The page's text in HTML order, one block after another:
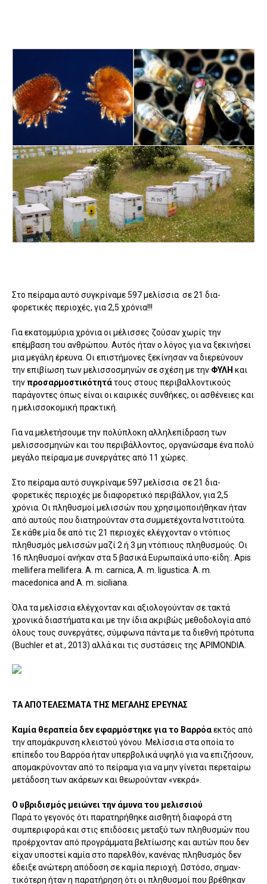
Στο πείραμα αυτό συγκρίναμε 597 μελίσσια σε 21 δια­
φορετικές περιοχές, για 2,5 χρόνια!!!
Για εκατομμύρια χρόνια οι μέλισσες ζούσαν χωρίς την
επέμβαση του ανθρώπου. Αυτός ήταν ο λόγος για να ξεκινήσει
μια μεγάλη έρευνα. Οι επιστήμονες ξεκίνησαν να διερεύνουν
την επι­βίωση των μελισσοσμηνών σε σχέση με την ΦΥΛΗ και
τηνπροσαρμοστικότητάτους στους περιβαλλοντικούς
παράγοντες όπως είναι οι καιρικές συνθήκες, οι ασθένειες και
η μελισσοκομική πρα­κτική.
Για να μελετήσουμε την πολύπλοκη αλληλεπίδραση των
μελισσοσμηνών και του περιβάλλοντος, οργανώσαμε ένα πολύ
μεγάλο πείραμα με συνεργάτες από 11 χώρες.
Στο πείραμα αυτό συγκρίναμε 597 μελίσσια σε 21 δια­
φορετικές περιοχές με διαφορετικό περιβάλλον, για 2,5
χρόνια. Οι πληθυσμοί μελισσών που χρησιμοποιήθηκαν ήταν
από αυτούς που δια­τηρούνταν στα συμμετέχοντα Ινστιτούτα.
Σε κάθε μία δε από τις 21 περιοχές ελέγχονταν ο ντόπιος
πληθυσμός μελισσών μαζί 2 ή 3 μη ντόπιους πληθυσμούς. Οι
16 πληθυσμοί ανήκαν στα 5 βασικά Ευρωπαϊκά υπο-είδη:. Apis
mellifera mellifera. A. m. carnica, A. m. ligustica. A. m.
macedonica and A. m. siciliana.
Όλα τα μελίσσια ελέγχονταν και αξιολογούνταν σε τακτά
χρονικά διαστή­ματα και με την ίδια ακριβώς μεθοδολογία από
όλους τους συνεργάτες, σύμ­φωνα πάντα με τα διεθνή πρότυπα
(Buchler et at., 2013) αλλά και τις συστάσεις της APIMΟNDIA.
ΤΑ ΑΠΟΤΕΛΕΣΜΑΤΑ ΤΗΣ ΜΕΓΑΛΗΣ ΕΡΕΥΝΑΣ
Καμία θεραπεία δεν εφαρμόστηκε για το Βαρρόαεκτός από
την απομάκρυνση κλειστού γόνου. Μελίσσια στα οποία το
επίπεδο του Βαρρόα ήταν υπερβολικά υψηλό για να επιζήσουν,
απομακρύνονταν από το πείραμα για να μην γίνεται περεταίρω
μετάδοση των ακάρεων και θεω­ρούνταν «νεκρά».
Ο υβριδισμός μειώνει την άμυνα του μελισσιού
Παρά το γεγονός ότι παρατηρήθηκε αισθητή διαφορά στη
συμπεριφορά και στις επιδόσεις μεταξύ των πληθυσμών που
προέρχονταν από προγράμματα βελτίωσης και αυτών που δεν
είχαν υποστεί καμία στο παρελθόν, κανένας πληθυσμός δεν
έδειξε ανώτερη απόδοση σε καμία περιοχή. Ωστόσο, σημαν­
τικότερη ήταν η παρατήρηση ότι οι πληθυσμοί που βρέθηκαν